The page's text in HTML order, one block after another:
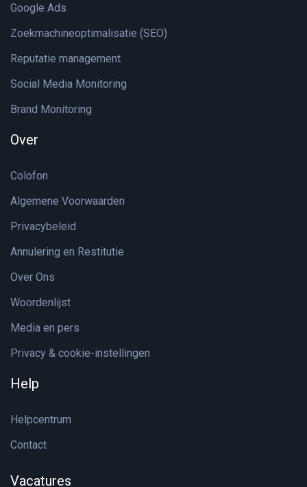
Google Ads
Zoekmachineoptimalisatie (SEO)
Reputatie management
Social Media Monitoring
Brand Monitoring
Over
Colofon
Algemene Voorwaarden
Privacybeleid
Annulering en Restitutie
Over Ons
Woordenlijst
Media en pers
Privacy & cookie-instellingen
Help
Helpcentrum
Contact
Vacatures